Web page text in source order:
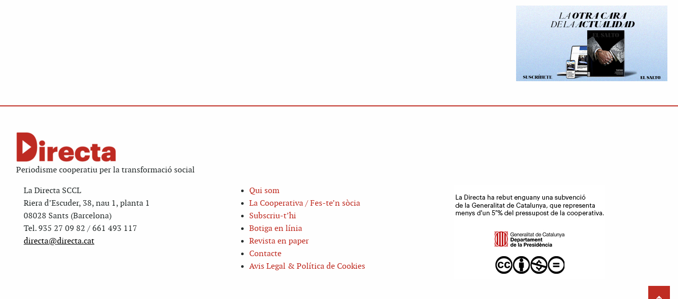
Periodisme cooperatiu per la transformació social
La Directa SCCL
Riera d’Escuder, 38, nau 1, planta 1
08028 Sants (Barcelona)
Tel. 935 27 09 82 / 661 493 117
directa@directa.cat
Qui som
La Cooperativa / Fes-te’n sòcia
Subscriu-t’hi
Botiga en línia
Revista en paper
Contacte
Avis Legal & Política de Cookies